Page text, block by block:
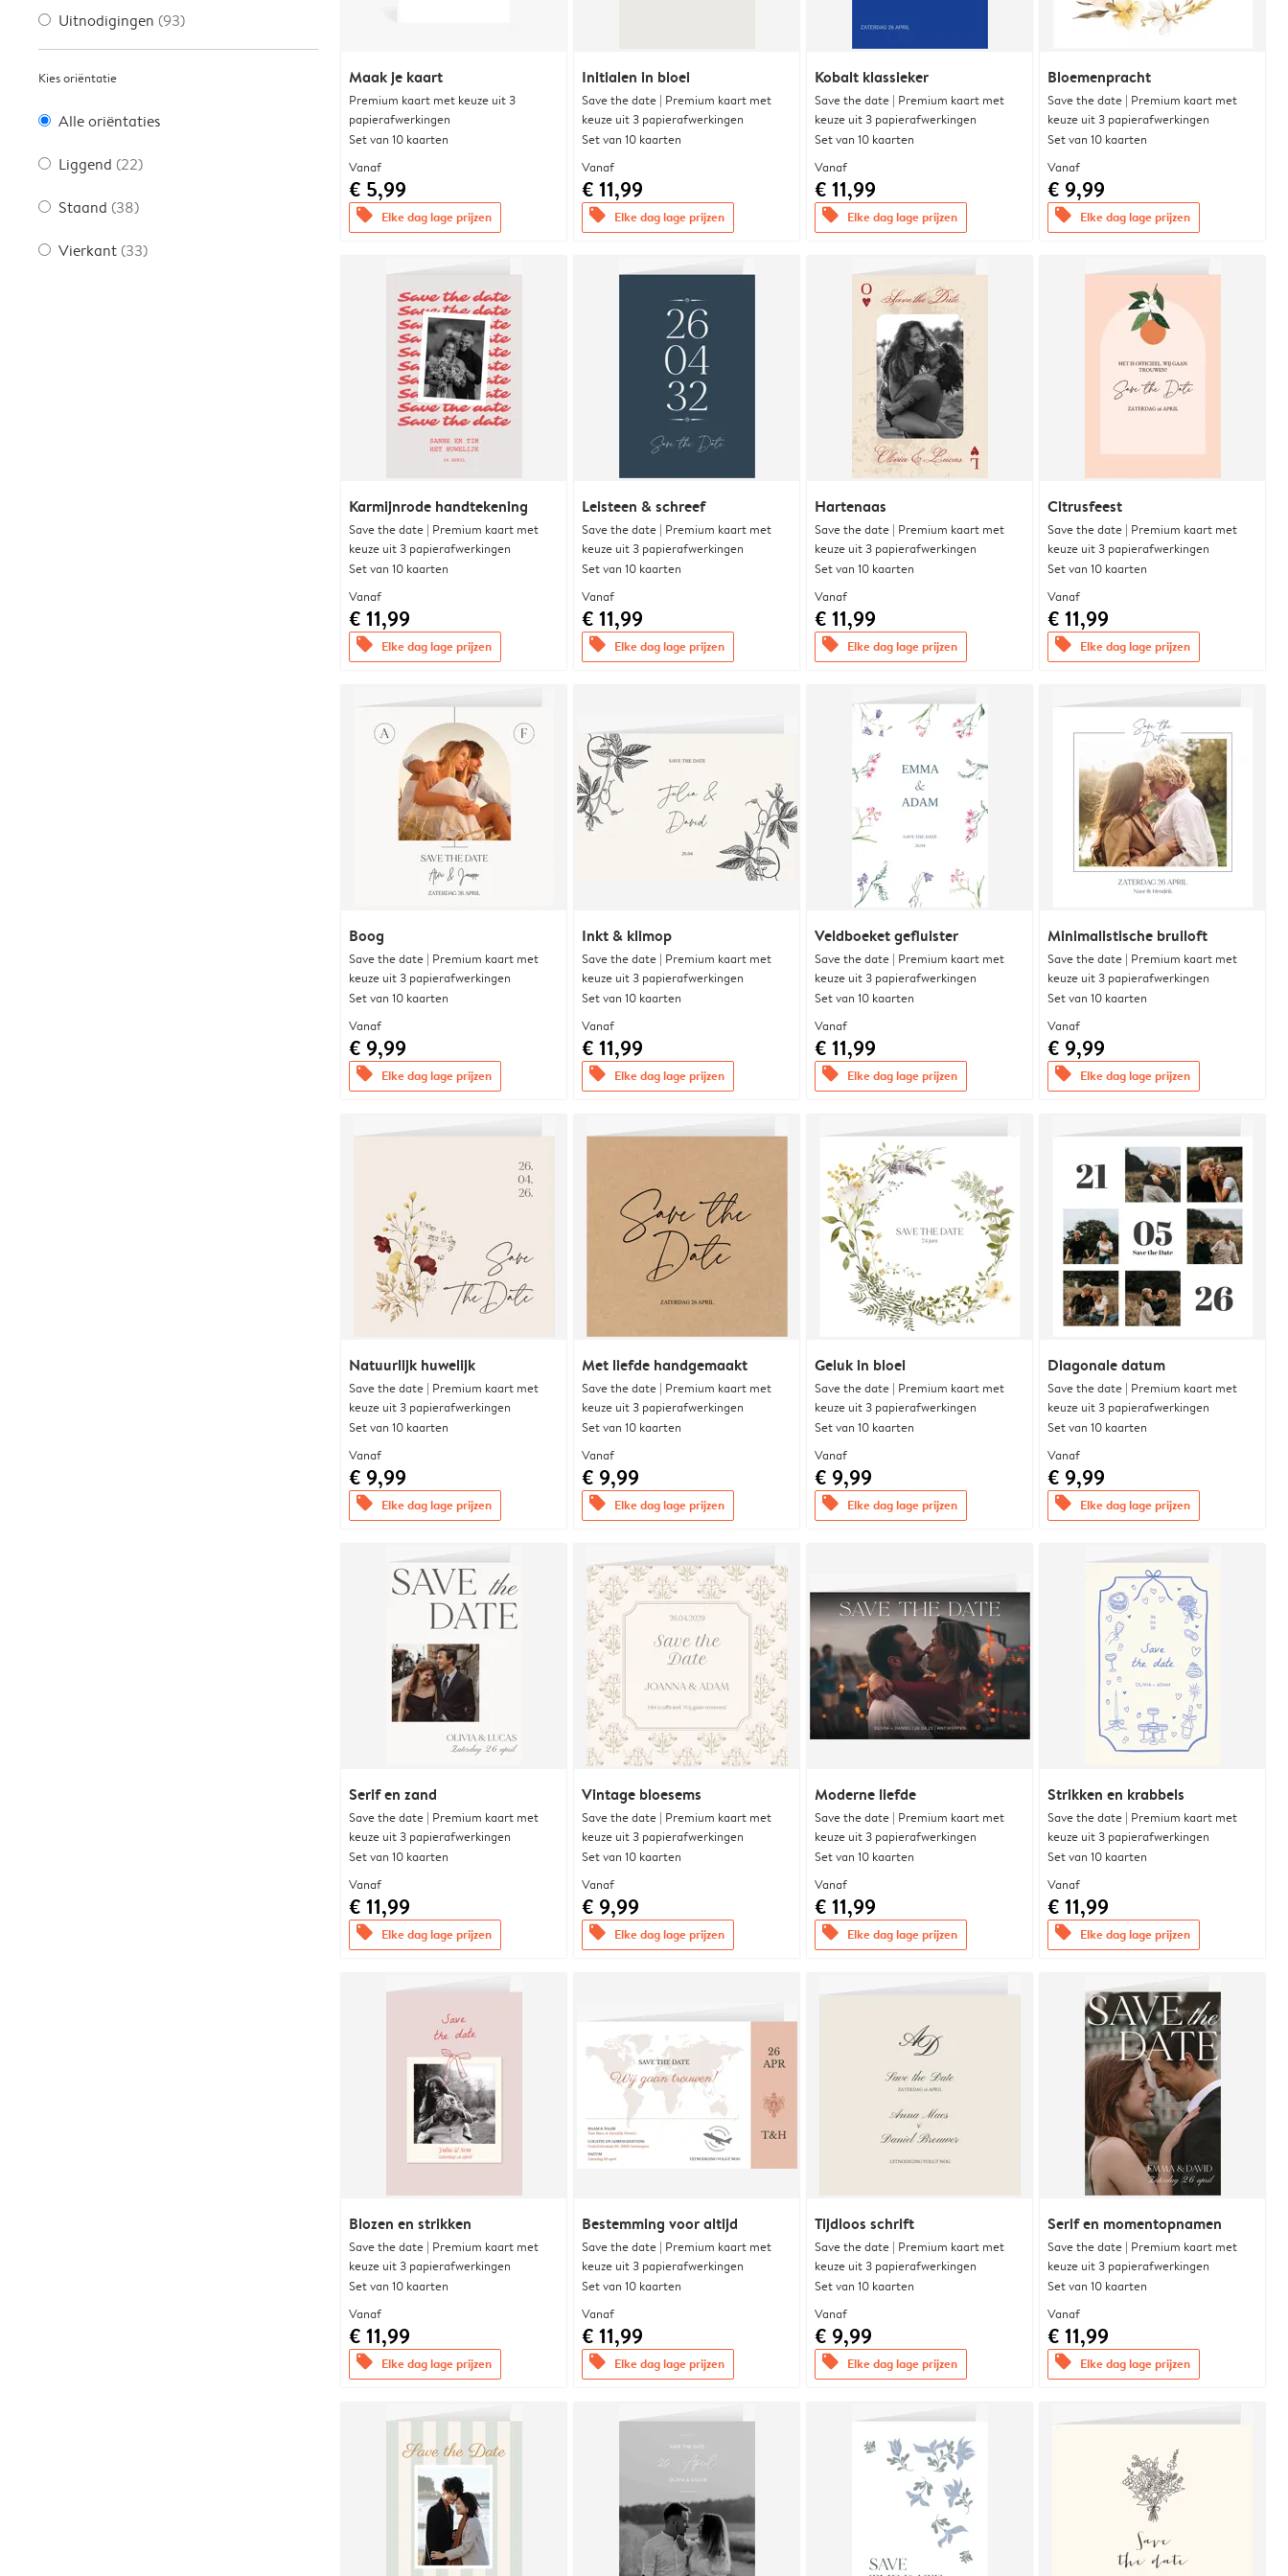
Uitnodigingen (93)
Kies oriëntatie
Alle oriëntaties
Liggend (22)
Staand (38)
Vierkant (33)
Maak je kaart
Premium kaart met keuze uit 3
papierafwerkingen
Set van 10 kaarten
Vanaf
€ 5,99
offers Elke dag lage prijzen
Initialen in bloei
Save the date | Premium kaart met
keuze uit 3 papierafwerkingen
Set van 10 kaarten
Vanaf
€ 11,99
offers Elke dag lage prijzen
Kobalt klassieker
Save the date | Premium kaart met
keuze uit 3 papierafwerkingen
Set van 10 kaarten
Vanaf
€ 11,99
offers Elke dag lage prijzen
Bloemenpracht
Save the date | Premium kaart met
keuze uit 3 papierafwerkingen
Set van 10 kaarten
Vanaf
€ 9,99
offers Elke dag lage prijzen
Karmijnrode handtekening
Save the date | Premium kaart met
keuze uit 3 papierafwerkingen
Set van 10 kaarten
Vanaf
€ 11,99
offers Elke dag lage prijzen
Leisteen & schreef
Save the date | Premium kaart met
keuze uit 3 papierafwerkingen
Set van 10 kaarten
Vanaf
€ 11,99
offers Elke dag lage prijzen
Hartenaas
Save the date | Premium kaart met
keuze uit 3 papierafwerkingen
Set van 10 kaarten
Vanaf
€ 11,99
offers Elke dag lage prijzen
Citrusfeest
Save the date | Premium kaart met
keuze uit 3 papierafwerkingen
Set van 10 kaarten
Vanaf
€ 11,99
offers Elke dag lage prijzen
Boog
Save the date | Premium kaart met
keuze uit 3 papierafwerkingen
Set van 10 kaarten
Vanaf
€ 9,99
offers Elke dag lage prijzen
Inkt & klimop
Save the date | Premium kaart met
keuze uit 3 papierafwerkingen
Set van 10 kaarten
Vanaf
€ 11,99
offers Elke dag lage prijzen
Veldboeket gefluister
Save the date | Premium kaart met
keuze uit 3 papierafwerkingen
Set van 10 kaarten
Vanaf
€ 11,99
offers Elke dag lage prijzen
Minimalistische bruiloft
Save the date | Premium kaart met
keuze uit 3 papierafwerkingen
Set van 10 kaarten
Vanaf
€ 9,99
offers Elke dag lage prijzen
Natuurlijk huwelijk
Save the date | Premium kaart met
keuze uit 3 papierafwerkingen
Set van 10 kaarten
Vanaf
€ 9,99
offers Elke dag lage prijzen
Met liefde handgemaakt
Save the date | Premium kaart met
keuze uit 3 papierafwerkingen
Set van 10 kaarten
Vanaf
€ 9,99
offers Elke dag lage prijzen
Geluk in bloei
Save the date | Premium kaart met
keuze uit 3 papierafwerkingen
Set van 10 kaarten
Vanaf
€ 9,99
offers Elke dag lage prijzen
Diagonale datum
Save the date | Premium kaart met
keuze uit 3 papierafwerkingen
Set van 10 kaarten
Vanaf
€ 9,99
offers Elke dag lage prijzen
Serif en zand
Save the date | Premium kaart met
keuze uit 3 papierafwerkingen
Set van 10 kaarten
Vanaf
€ 11,99
offers Elke dag lage prijzen
Vintage bloesems
Save the date | Premium kaart met
keuze uit 3 papierafwerkingen
Set van 10 kaarten
Vanaf
€ 9,99
offers Elke dag lage prijzen
Moderne liefde
Save the date | Premium kaart met
keuze uit 3 papierafwerkingen
Set van 10 kaarten
Vanaf
€ 11,99
offers Elke dag lage prijzen
Strikken en krabbels
Save the date | Premium kaart met
keuze uit 3 papierafwerkingen
Set van 10 kaarten
Vanaf
€ 11,99
offers Elke dag lage prijzen
Blozen en strikken
Save the date | Premium kaart met
keuze uit 3 papierafwerkingen
Set van 10 kaarten
Vanaf
€ 11,99
offers Elke dag lage prijzen
Bestemming voor altijd
Save the date | Premium kaart met
keuze uit 3 papierafwerkingen
Set van 10 kaarten
Vanaf
€ 11,99
offers Elke dag lage prijzen
Tijdloos schrift
Save the date | Premium kaart met
keuze uit 3 papierafwerkingen
Set van 10 kaarten
Vanaf
€ 9,99
offers Elke dag lage prijzen
Serif en momentopnamen
Save the date | Premium kaart met
keuze uit 3 papierafwerkingen
Set van 10 kaarten
Vanaf
€ 11,99
offers Elke dag lage prijzen